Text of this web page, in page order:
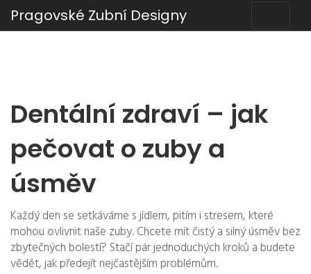
Pragovské Zubní Designy
Dentální zdraví – jak
pečovat o zuby a
úsměv
Každý den se setkáváme s jídlem, pitím i stresem, které
mohou ovlivnit naše zuby. Chcete mít čistý a silný úsměv bez
zbytečných bolestí? Stačí pár jednoduchých kroků a budete
vědět, jak předejít nejčastějším problémům.